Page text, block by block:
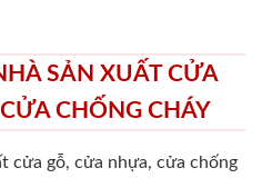
SẢN XUẤT CỬA
CHỐNG CHÁY
cửa gỗ, cửa nhựa, cửa chống